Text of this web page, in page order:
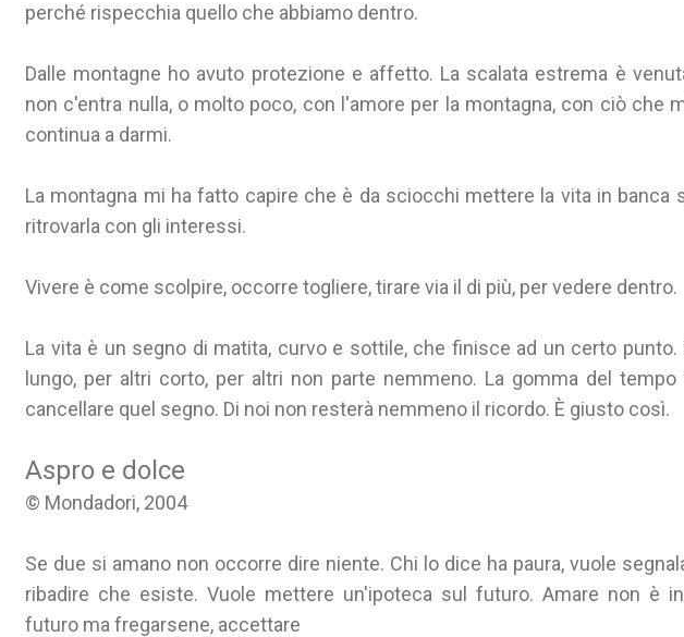
perché rispecchia quello che abbiamo dentro.
Dalle montagne ho avuto protezione e affetto. La scalata estrema è
non c'entra nulla, o molto poco, con l'amore per la montagna, con ciò che
continua a darmi.
La montagna mi ha fatto capire che è da sciocchi mettere la vita in banca
ritrovarla con gli interessi.
Vivere è come scolpire, occorre togliere, tirare via il di più, per vedere dentro.
La vita è un segno di matita, curvo e sottile, che finisce ad un certo punto.
lungo, per altri corto, per altri non parte nemmeno. La gomma del tempo
cancellare quel segno. Di noi non resterà nemmeno il ricordo. È giusto così.
Aspro e dolce
© Mondadori, 2004
Se due si amano non occorre dire niente. Chi lo dice ha paura, vuole
ribadire che esiste. Vuole mettere un'ipoteca sul futuro. Amare non è
futuro ma fregarsene, accettare